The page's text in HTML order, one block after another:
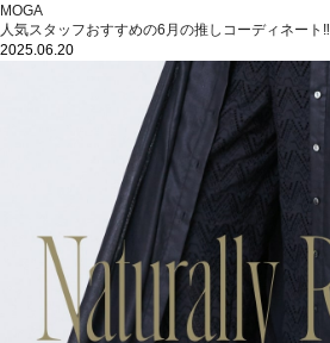
MOGA
人気スタッフおすすめの6月の推しコーディネート‼
2025.06.20